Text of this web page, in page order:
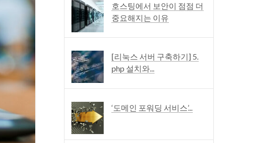
호스팅에서 보안이 점점 더
중요해지는 이유
[리눅스 서버 구축하기] 5.
php 설치와...
‘도메인 포워딩 서비스’...